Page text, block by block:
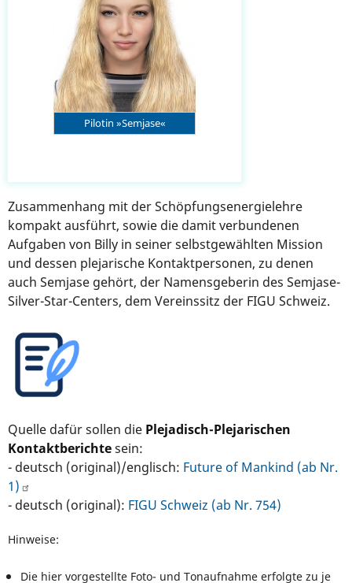
Pilotin »Semjase«
Zusammenhang mit der Schöpfungsenergielehre
kompakt ausführt, sowie die damit verbundenen
Aufgaben von Billy in seiner selbstgewählten Mission
und dessen plejarische Kontaktpersonen, zu denen
auch Semjase gehört, der Namensgeberin des Semjase-
Silver-Star-Centers, dem Vereinssitz der FIGU Schweiz.
Quelle dafür sollen die Plejadisch-Plejarischen
Kontaktberichtesein:
- deutsch (original)/englisch: Future of Mankind (ab Nr.
1)
- deutsch (original): FIGU Schweiz (ab Nr. 754)
Hinweise:
Die hier vorgestellte Foto- und Tonaufnahme erfolgte zu je